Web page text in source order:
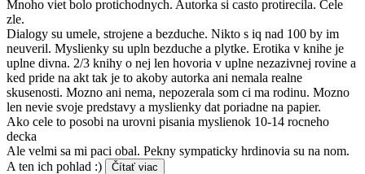
Mnoho viet bolo protichodnych. Autorka si casto protirecila. Cele
zle.
Dialogy su umele, strojene a bezduche. Nikto s iq nad 100 by im
neuveril. Myslienky su upln bezduche a plytke. Erotika v knihe je
uplne divna. 2/3 knihy o nej len hovoria v uplne nezazivnej rovine a
ked pride na akt tak je to akoby autorka ani nemala realne
skusenosti. Mozno ani nema, nepozerala som ci ma rodinu. Mozno
len nevie svoje predstavy a myslienky dat poriadne na papier.
Ako cele to posobi na urovni pisania myslienok 10-14 rocneho
decka
Ale velmi sa mi paci obal. Pekny sympaticky hrdinovia su na nom.
A ten ich pohlad :)
Čítať viac